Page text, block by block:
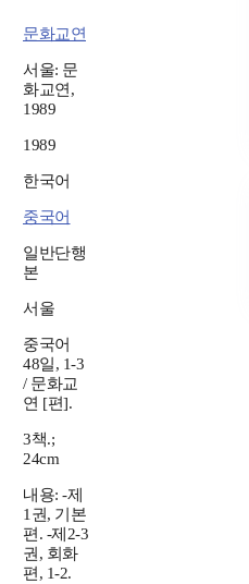
문화교연
서울: 문
화교연,
1989
1989
한국어
중국어
일반단행
본
서울
중국어
48일, 1-3
/ 문화교
연 [편].
3책.;
24cm
내용: -제
1권, 기본
편. -제2-3
권, 회화
편, 1-2.